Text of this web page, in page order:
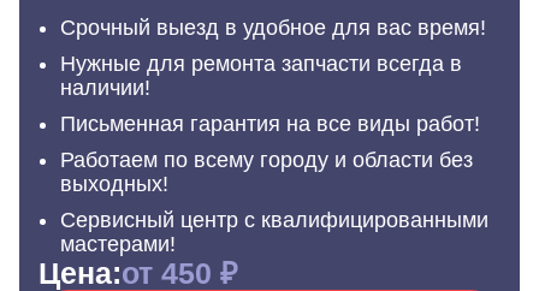
Срочный выезд в удобное для вас время!
Нужные для ремонта запчасти всегда в
наличии!
Письменная гарантия на все виды работ!
Работаем по всему городу и области без
выходных!
Сервисный центр с квалифицированными
мастерами!
Цена:от 450 ₽